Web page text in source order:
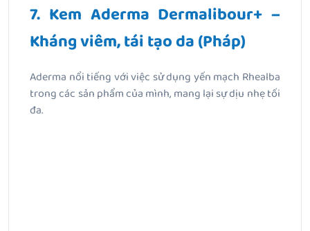
7. Kem Aderma Dermalibour+ –
Kháng viêm, tái tạo da (Pháp)
Aderma nổi tiếng với việc sử dụng yến mạch Rhealba
trong các sản phẩm của mình, mang lại sự dịu nhẹ tối
đa.